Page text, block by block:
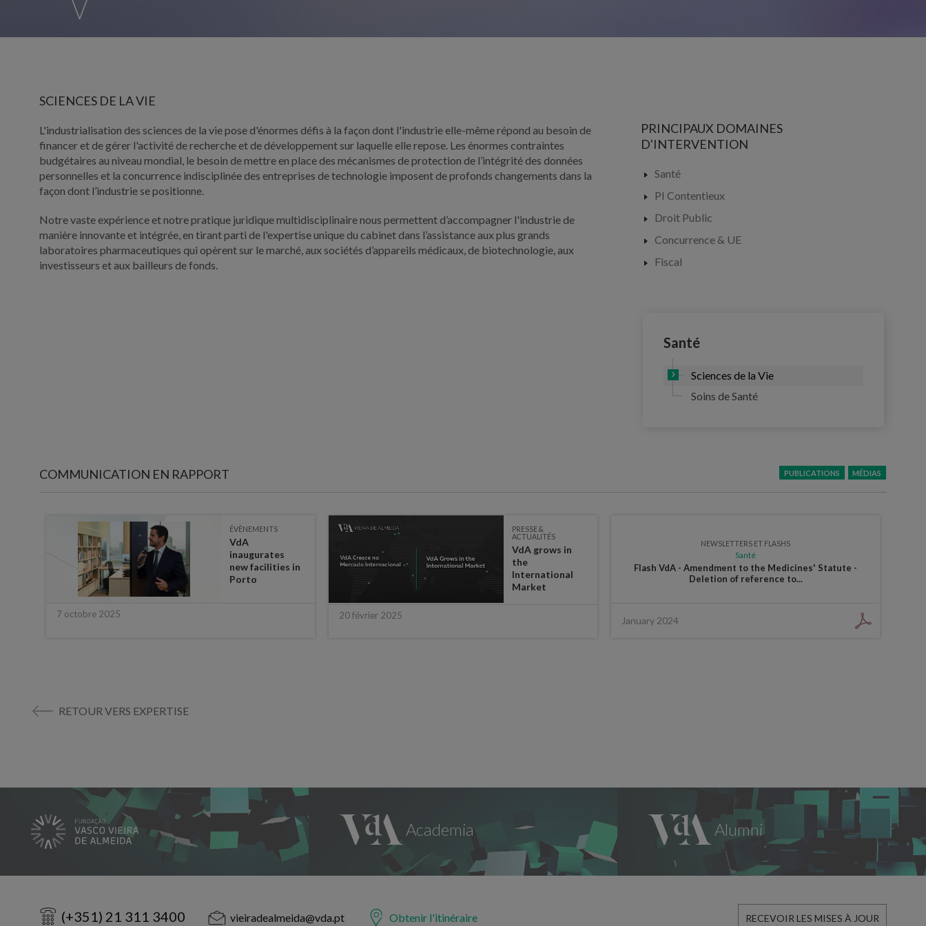
SCIENCES DE LA VIE
L'industrialisation des sciences de la vie pose d'énormes défis à la façon dont l'industrie elle-même répond au besoin de
financer et de gérer l'activité de recherche et de développement sur laquelle elle repose. Les énormes contraintes
budgétaires au niveau mondial, le besoin de mettre en place des mécanismes de protection de l’intégrité des données
personnelles et la concurrence indisciplinée des entreprises de technologie imposent de profonds changements dans la
façon dont l’industrie se positionne.
Notre vaste expérience et notre pratique juridique multidisciplinaire nous permettent d’accompagner l'industrie de
manière innovante et intégrée, en tirant parti de l'expertise unique du cabinet dans l’assistance aux plus grands
laboratoires pharmaceutiques qui opèrent sur le marché, aux sociétés d’appareils médicaux, de biotechnologie, aux
investisseurs et aux bailleurs de fonds.
PRINCIPAUX DOMAINES
D'INTERVENTION
Santé
PI Contentieux
Droit Public
Concurrence & UE
Fiscal
Santé
Sciences de la Vie
Soins de Santé
COMMUNICATION EN RAPPORT PUBLICATIONS MÉDIAS
ÉVÈNEMENTS
VdA
inaugurates
new facilities in
Porto
7 octobre 2025
PRESSE &
ACTUALITÉS
VdA grows in
the
International
Market
20 février 2025
NEWSLETTERS ET FLASHS
Santé
Flash VdA - Amendment to the Medicines' Statute -
Deletion of reference to...
January 2024
RETOUR VERS EXPERTISE
(+351) 21 311 3400 vieiradealmeida@vda.pt Obtenir l'itinéraire RECEVOIR LES MISES À JOUR